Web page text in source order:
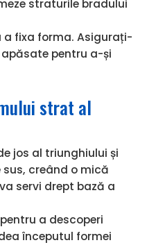
straturile bradului
a fixa forma. Asigurați-
pentru a-și
strat al
jos al triunghiului și
creând o mică
servi drept bază a
a descoperi
începutul formei